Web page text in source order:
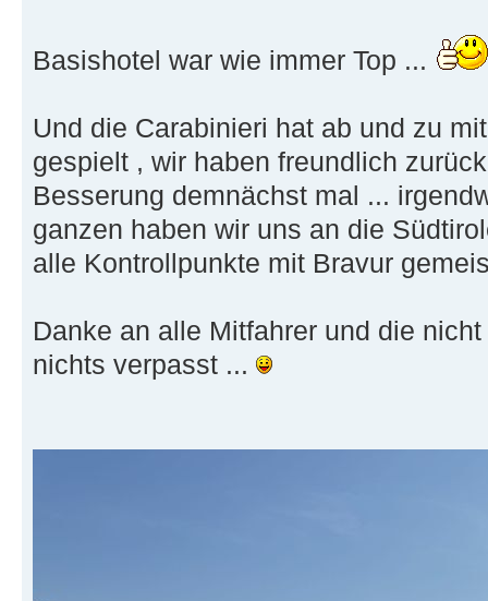
Basishotel war wie immer Top ...
Und die Carabinieri hat ab und zu
gespielt , wir haben freundlich
Besserung demnächst mal ...
ganzen haben wir uns an die
alle Kontrollpunkte mit Bravur
Danke an alle Mitfahrer und die
nichts verpasst ...